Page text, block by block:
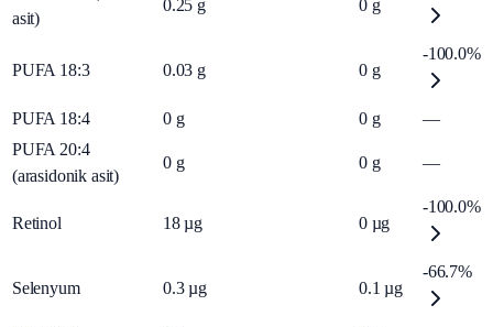
asit)
0.25 g 0 g
PUFA 18:3 0.03 g 0 g
-100.0%
PUFA 18:4 0 g 0 g
—
PUFA 20:4
(arasidonik asit)
0 g 0 g —
Retinol 18 µg 0 µg
-100.0%
Selenyum 0.3 µg 0.1 µg
-66.7%